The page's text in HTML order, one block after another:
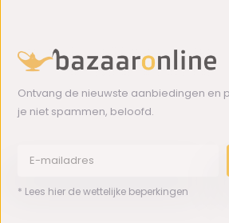
Ontvang de nieuwste aanbiedingen en
je niet spammen, beloofd.
* Lees hier de wettelijke beperkingen